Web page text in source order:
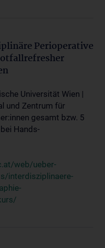
Perioperative
Universität Wien |
und Zentrum für
gesamt bzw. 5
Hands-
web/ueber-
interdisziplinaere-